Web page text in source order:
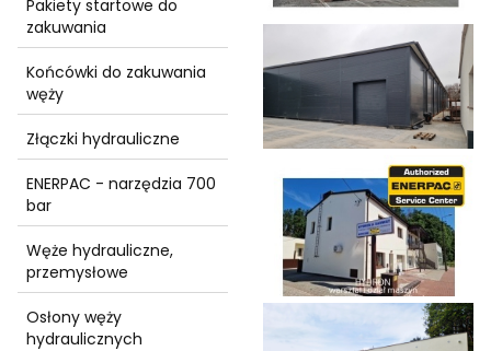
Pakiety startowe do
zakuwania
Końcówki do zakuwania
węży
Złączki hydrauliczne
ENERPAC - narzędzia 700
bar
Węże hydrauliczne,
przemysłowe
Osłony węży
hydraulicznych